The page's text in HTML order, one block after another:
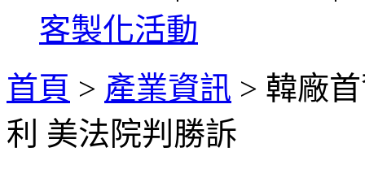
客製化活動
首頁 > 產業資訊 > 韓廠
利 美法院判勝訴